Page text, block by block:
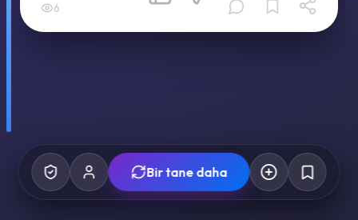
6
Bir tane daha